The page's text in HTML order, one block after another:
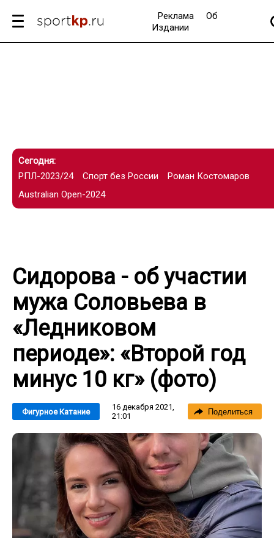
Реклама
Об
Издании
Сегодня:
РПЛ-2023/24
Спорт без России
Роман Костомаров
Australian Open-2024
Сидорова - об участии
мужа Соловьева в
«Ледниковом
периоде»: «Второй год
минус 10 кг» (фото)
Фигурное Катание
16 декабря 2021,
21:01
Поделиться